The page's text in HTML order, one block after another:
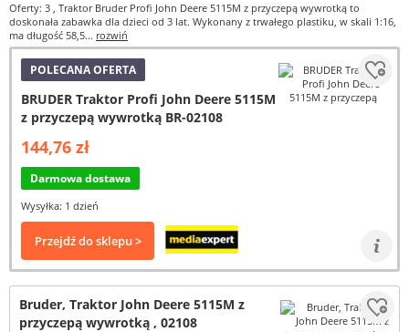
Oferty: 3 , Traktor Bruder Profi John Deere 5115M z przyczepą wywrotką to
doskonała zabawka dla dzieci od 3 lat. Wykonany z trwałego plastiku, w skali 1:16,
ma długość 58,5... rozwiń
POLECANA OFERTA
BRUDER Traktor Profi John Deere 5115M
z przyczepą wywrotką BR-02108
144,76 zł
Darmowa dostawa
Wysyłka: 1 dzień
Przejdź do sklepu >
Bruder, Traktor John Deere 5115M z
przyczepą wywrotką , 02108